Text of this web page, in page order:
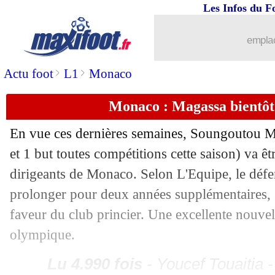
Actu foot> L1 > Monaco
Les Infos du
Monaco : Magassa
En vue ces dernières semaines, Soungoutou
et 1 but toutes compétitions cette saison) va
dirigeants de Monaco. Selon L'Equipe, le
prolonger pour deux années
faveur du club princier. Une excellente
olympique.
Man Utd : Amorim prévient les
04/12 CdM Clubs 2025
04/12 EdF: Diallo veut revoir le Mbappé
04/12 EdF : aucun désamour selon Diallo
West Ham : Todibo à l'arrêt
04/12 Inter Miami: Messi, Mascherano
04/12 Bayern